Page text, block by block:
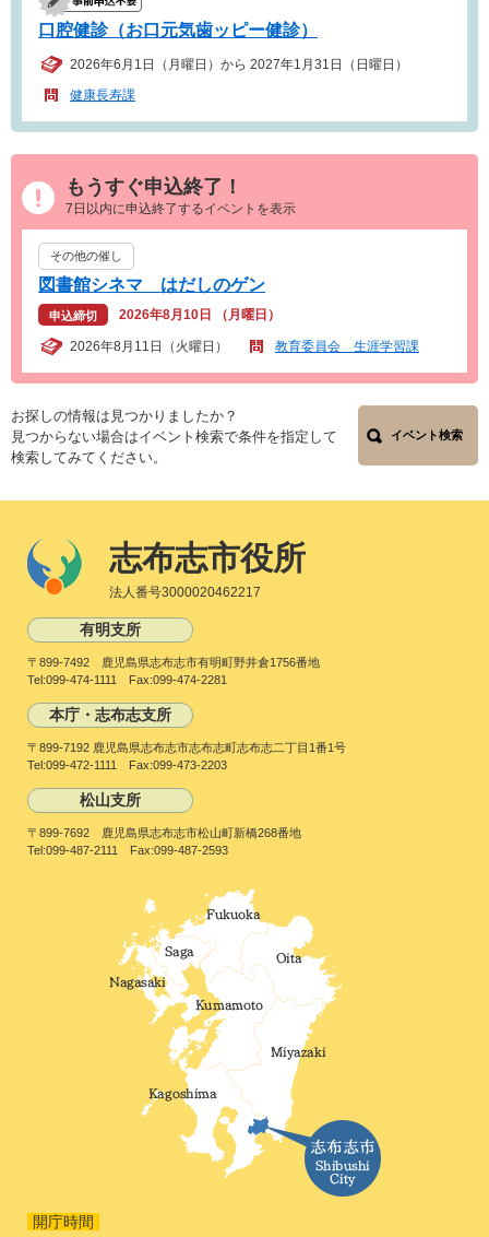
口腔健診（お口元気歯ッピー健診）
2026年6月1日（月曜日）から 2027年1月31日（日曜日）
健康長寿課
もうすぐ申込終了！
7日以内に申込終了するイベントを表示
その他の催し
図書館シネマ はだしのゲン
申込締切 2026年8月10日 （月曜日）
2026年8月11日（火曜日） 教育委員会 生涯学習課
お探しの情報は見つかりましたか？
見つからない場合はイベント検索で条件を指定して
検索してみてください。
イベント検索
志布志市役所
法人番号3000020462217
有明支所
〒899-7492 鹿児島県志布志市有明町野井倉1756番地
Tel:099-474-1111 Fax:099-474-2281
本庁・志布志支所
〒899-7192 鹿児島県志布志市志布志町志布志二丁目1番1号
Tel:099-472-1111 Fax:099-473-2203
松山支所
〒899-7692 鹿児島県志布志市松山町新橋268番地
Tel:099-487-2111 Fax:099-487-2593
開庁時間